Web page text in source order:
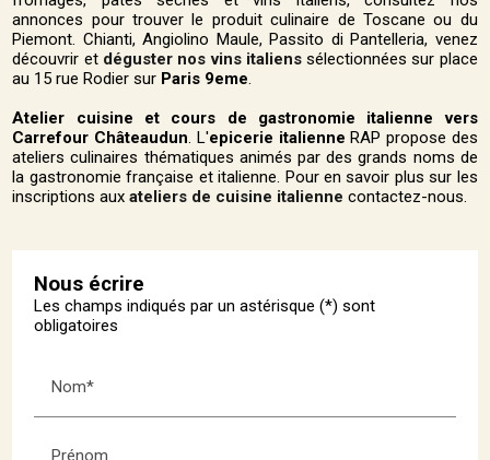
annonces pour trouver le produit culinaire de Toscane ou du
Piemont. Chianti, Angiolino Maule, Passito di Pantelleria, venez
découvrir et déguster nos vins italienssélectionnées sur place
au 15 rue Rodier sur Paris 9eme.
Atelier cuisine et cours de gastronomie italienne vers
Carrefour Châteaudun. L'epicerie italienne RAP propose des
ateliers culinaires thématiques animés par des grands noms de
la gastronomie française et italienne. Pour en savoir plus sur les
inscriptions auxateliers de cuisine italienne contactez-nous.
Nous écrire
Les champs indiqués par un astérisque (*) sont
obligatoires
Nom*
Prénom